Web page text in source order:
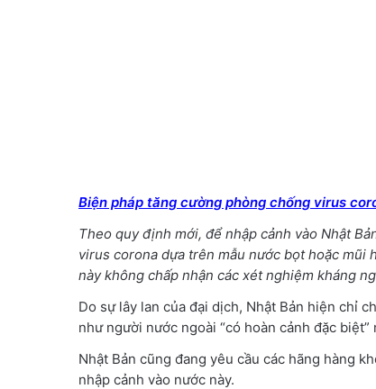
Biện pháp tăng cường phòng chống virus
Theo quy định mới, để nhập cảnh vào Nhật
virus corona dựa trên mẫu nước bọt hoặc
này không chấp nhận các xét nghiệm kháng
Do sự lây lan của đại dịch, Nhật Bản hiện chỉ
như người nước ngoài “có hoàn cảnh đặc biệt”
Nhật Bản cũng đang yêu cầu các hãng hàng
nhập cảnh vào nước này.